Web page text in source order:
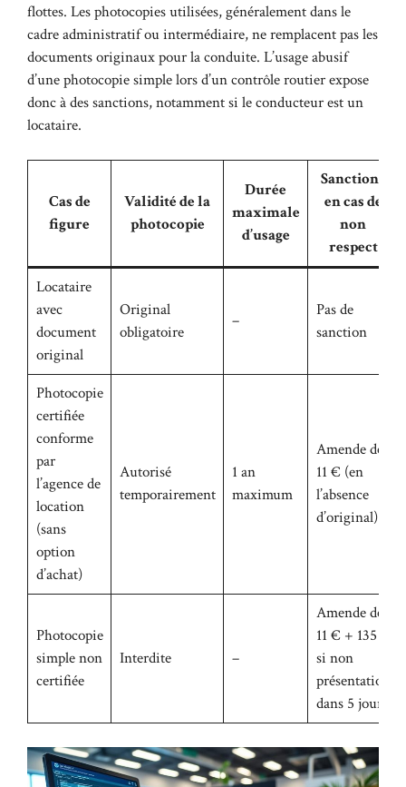
flottes. Les photocopies utilisées, généralement dans le
cadre administratif ou intermédiaire, ne remplacent pas les
documents originaux pour la conduite. L’usage abusif
d’une photocopie simple lors d’un contrôle routier expose
donc à des sanctions, notamment si le conducteur est un
locataire.
Cas de
figure
Validité de la
photocopie
Durée
maximale
d’usage
Sanctions
en cas de
non
respect
Locataire
avec
document
original
Original
obligatoire
–
Pas de
sanction
Photocopie
certifiée
conforme
par
l’agence de
location
(sans
option
d’achat)
Autorisé
temporairement
1 an
maximum
Amende de
11 € (en
l’absence
d’original)
Photocopie
simple non
certifiée
Interdite –
Amende de
11 € + 135 €
si non
présentation
dans 5 jours